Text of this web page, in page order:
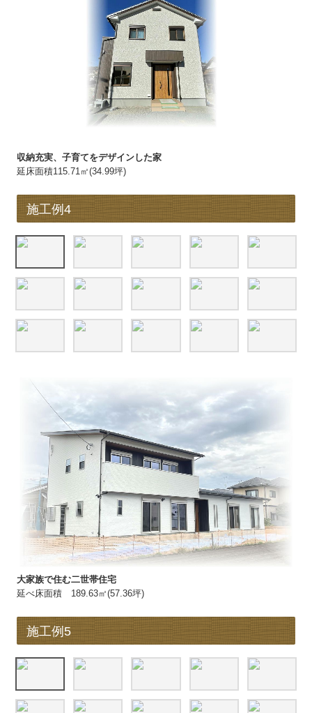
収納充実、子育てをデザインした家
延床面積115.71㎡(34.99坪)
施工例4
大家族で住む二世帯住宅
延べ床面積 189.63㎡(57.36坪)
施工例5